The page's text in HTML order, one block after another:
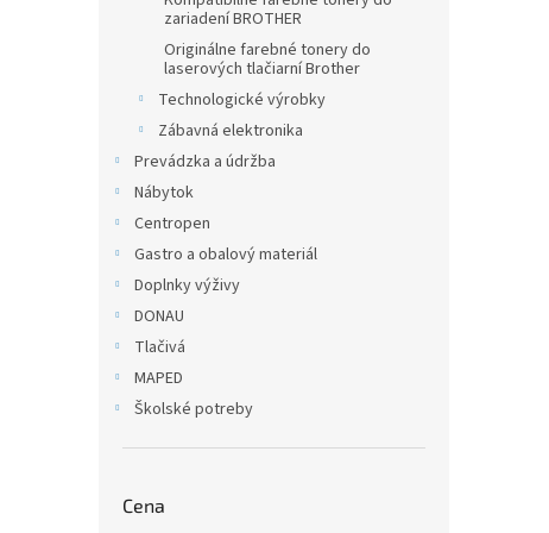
zariadení BROTHER
Originálne farebné tonery do
laserových tlačiarní Brother
Technologické výrobky
Zábavná elektronika
Prevádzka a údržba
Nábytok
Centropen
Gastro a obalový materiál
Doplnky výživy
DONAU
Tlačivá
MAPED
Školské potreby
Cena